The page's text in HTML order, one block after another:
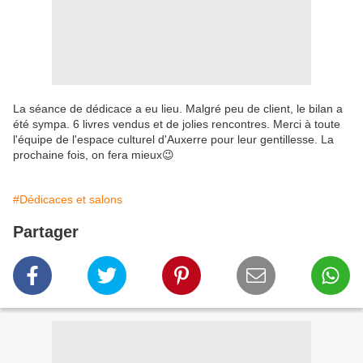
La séance de dédicace a eu lieu. Malgré peu de client, le bilan a
été sympa. 6 livres vendus et de jolies rencontres. Merci à toute
l'équipe de l'espace culturel d'Auxerre pour leur gentillesse. La
prochaine fois, on fera mieux😉
#Dédicaces et salons
Partager